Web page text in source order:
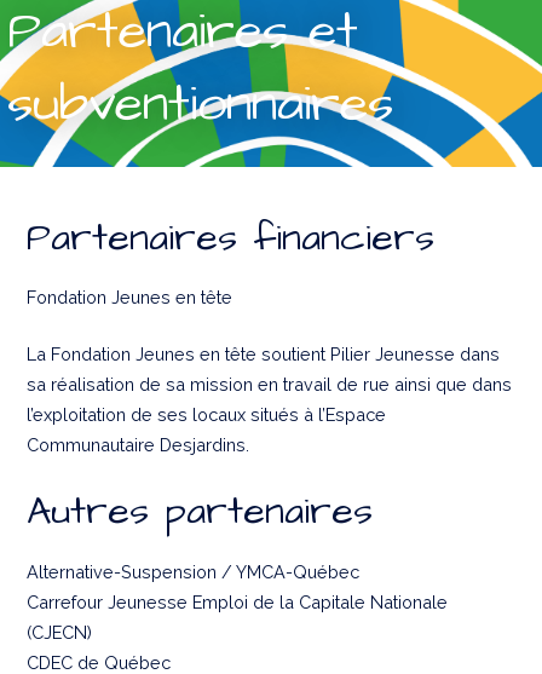
Partenaires et
subventionnaires
Partenaires financiers
Fondation Jeunes en tête
La Fondation Jeunes en tête soutient Pilier Jeunesse dans
sa réalisation de sa mission en travail de rue ainsi que dans
l’exploitation de ses locaux situés à l’Espace
Communautaire Desjardins.
Autres partenaires
Alternative-Suspension / YMCA-Québec
Carrefour Jeunesse Emploi de la Capitale Nationale
(CJECN)
CDEC de Québec